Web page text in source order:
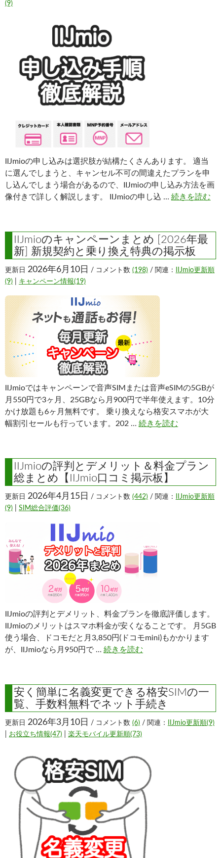
(9)
IIJmioの申し込みは選択肢が結構たくさんあります。 適当
に選んでしまうと、キャンセル不可の間違えたプランを申
し込んでしまう場合があるので、IIJmioの申し込み方法を画
像付きで詳しく解説します。 IIJmioの申し込 … 続きを読む
IIJmioのキャンペーンまとめ [2026年最
新] 新規契約と乗り換え特典の掲示板
更新日 2026年6月10日 / コメント数 (198) / 関連：
IIJmio更新順
(9)
キャンペーン情報(19)
IIJmioではキャンペーンで音声SIMまたは音声eSIMの5GBが
月550円で3ヶ月、25GBなら月900円で半年使えます。10分
かけ放題も6ヶ月無料です。 乗り換えなら格安スマホが大
幅割引セールも行っています。202 … 続きを読む
IIJmioの評判とデメリット＆料金プラン
総まとめ【IIJmio口コミ掲示板】
更新日 2026年4月15日 / コメント数 (442) / 関連：
IIJmio更新順
(9)
SIM総合評価(36)
IIJmioの評判とデメリット、料金プランを徹底評価します。
IIJmioのメリットはスマホ料金が安くなることです。 月5GB
使う場合、ドコモだと月3,850円(ドコモmini)もかかります
が、IIJmioなら月950円で … 続きを読む
安く簡単に名義変更できる格安SIMの一
覧、手数料無料でネット手続き
更新日 2026年3月10日 / コメント数 (6) / 関連：
IIJmio更新順(9)
お役立ち情報(47) 楽天モバイル更新順(73)